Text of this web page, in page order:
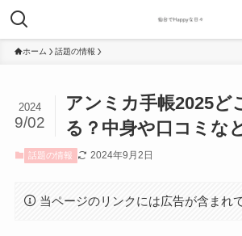
ホーム 話題の情報
アンミカ手帳2025ど
る？中身や口コミな
2024
9/02
話題の情報 2024年9月2日
当ページのリンクには広告が含まれ